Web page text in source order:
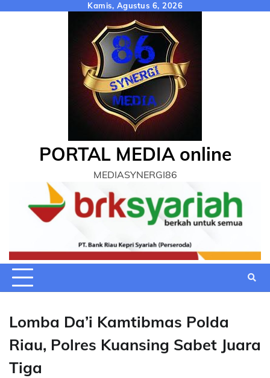
Kamis, Agustus 6, 2026
PORTAL MEDIA online
MEDIASYNERGI86
Lomba Da’i Kamtibmas Polda
Riau, Polres Kuansing Sabet Juara
Tiga